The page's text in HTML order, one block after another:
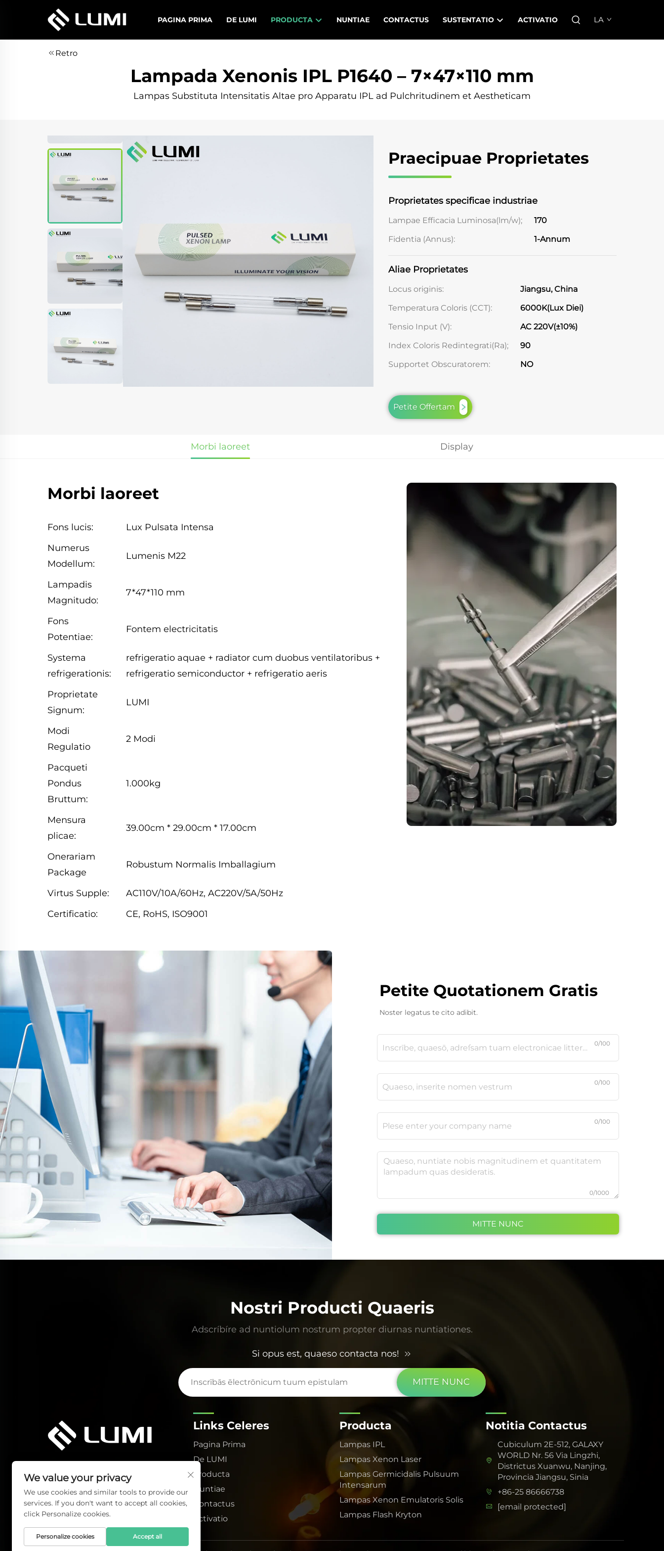
PAGINA PRIMA DE LUMI PRODUCTA NUNTIAE CONTACTUS SUSTENTATIO ACTIVATIO LA
Retro
Lampada Xenonis IPL P1640 – 7×47×110 mm
Lampas Substituta Intensitatis Altae pro Apparatu IPL ad Pulchritudinem et Aestheticam
Praecipuae Proprietates
Proprietates specificae industriae
Lampae Efficacia Luminosa(lm/w);
170
Fidentia (Annus):
1-Annum
Aliae Proprietates
Locus originis:
Jiangsu, China
Temperatura Coloris (CCT):
6000K(Lux Diei)
Tensio Input (V):
AC 220V(±10%)
Index Coloris Redintegrati(Ra);
90
Supportet Obscuratorem:
NO
Petite Offertam
Morbi laoreet Display
Morbi laoreet
Fons lucis:
Lux Pulsata Intensa
Numerus
Modellum:
Lumenis M22
Lampadis
Magnitudo:
7*47*110 mm
Fons
Potentiae:
Fontem electricitatis
Systema
refrigerationis:
refrigeratio aquae + radiator cum duobus ventilatoribus +
refrigeratio semiconductor + refrigeratio aeris
Proprietate
Signum:
LUMI
Modi
Regulatio
2 Modi
Pacqueti
Pondus
Bruttum:
1.000kg
Mensura
plicae:
39.00cm * 29.00cm * 17.00cm
Onerariam
Package
Robustum Normalis Imballagium
Virtus Supple:
AC110V/10A/60Hz, AC220V/5A/50Hz
Certificatio:
CE, RoHS, ISO9001
Petite Quotationem Gratis
Noster legatus te cito adibit.
0/100
0/100
0/100
0/1000
MITTE NUNC
Nostri Producti Quaeris
Adscríbíre ad nuntiolum nostrum propter diurnas nuntiationes.
Si opus est, quaeso contacta nos!
MITTE NUNC
Links Celeres
Pagina Prima
De LUMI
Producta
Nuntiae
Contactus
Activatio
Producta
Lampas IPL
Lampas Xenon Laser
Lampas Germicidalis Pulsuum
Intensarum
Lampas Xenon Emulatoris Solis
Lampas Flash Kryton
Notitia Contactus
Cubiculum 2E-512, GALAXY
WORLD Nr. 56 Via Lingzhi,
Districtus Xuanwu, Nanjing,
Provincia Jiangsu, Sinia
+86-25 86666738
[email protected]
We value your privacy
We use cookies and similar tools to provide our
services. If you don't want to accept all cookies,
click Personalize cookies.
Personalize cookies Accept all